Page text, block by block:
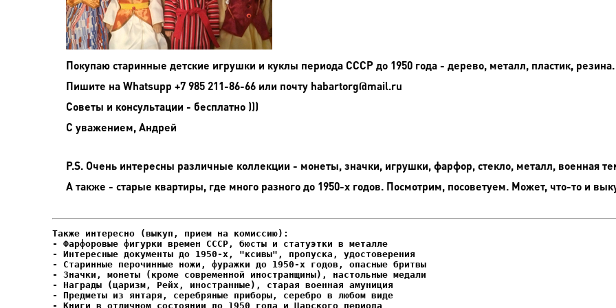
Покупаю старинные детские игрушки и куклы периода СССР до 1950 года - дерево, металл, пластик, резина.
Пишите на Whatsupp +7 985 211-86-66 или почту habartorg@mail.ru
Советы и консультации - бесплатно )))
С уважением, Андрей
P.S. Очень интересны различные коллекции - монеты, значки, игрушки, фарфор, стекло, металл, военная
А также - старые квартиры, где много разного до 1950-х годов. Посмотрим, посоветуем. Может, что-то и
- Фарфоровые фигурки времен СССР, бюсты и статуэтки в металле
- Интересные документы до 1950-х, "ксивы", пропуска, удостоверения